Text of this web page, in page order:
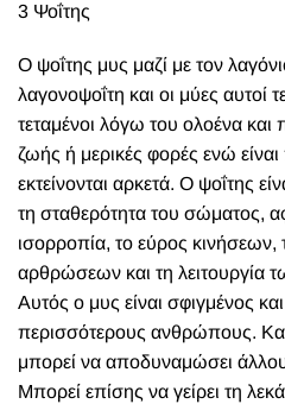
3 Ψοΐτης
Ο ψοΐτης μυς μαζί με τον
λαγονοψοΐτη και οι μύες αυτοί
τεταμένοι λόγω του ολοένα και
ζωής ή μερικές φορές ενώ
εκτείνονται αρκετά. Ο ψοΐτης
τη σταθερότητα του σώματος,
ισορροπία, το εύρος κινήσεων,
αρθρώσεων και τη λειτουργία
Αυτός ο μυς είναι σφιγμένος
περισσότερους ανθρώπους.
μπορεί να αποδυναμώσει
Μπορεί επίσης να γείρει τη